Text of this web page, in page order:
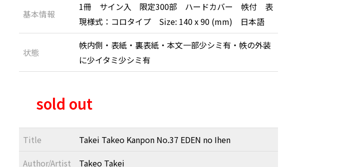
基本情報
1冊 サイン入 限定300部 ハードカバー 帙付 表
現様式：コロタイプ Size: 140 x 90 (mm) 日本語
状態
帙内側・表紙・裏表紙・本文一部少シミ有・帙の外装
に少イタミ少シミ有
sold out
Title
Takei Takeo Kanpon No.37 EDEN no Ihen
Author/Artist
Takeo Takei